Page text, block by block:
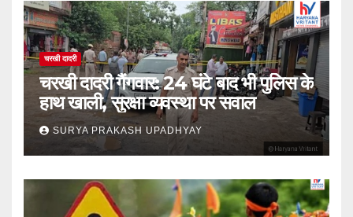
चरखी दादरी
चरखी दादरी गैंगवार: 24 घंटे बाद भी पुलिस के
हाथ खाली, सुरक्षा व्यवस्था पर सवाल
SURYA PRAKASH UPADHYAY